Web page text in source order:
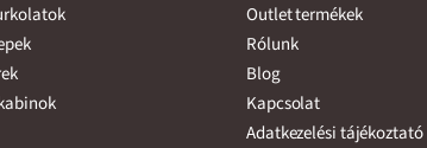
Outlet termékek
Rólunk
Blog
Kapcsolat
Adatkezelési tájékoztató